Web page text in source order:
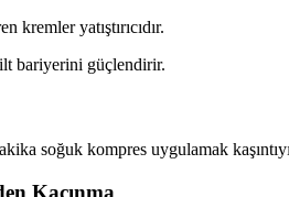
kremler yatıştırıcıdır.
bariyerini güçlendirir.
soğuk kompres uygulamak kaşıntıyı
Kaçınma